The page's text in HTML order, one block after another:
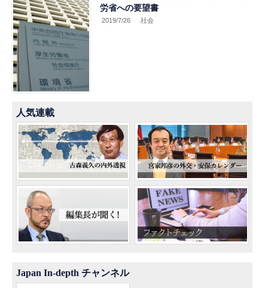
労省への要望書
2019/7/26 .社会
人気連載
Japan In-depth チャンネル